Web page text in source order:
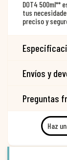
DOT4 500ml**
tus
preciso y
Envíos y
Preguntas
Haz